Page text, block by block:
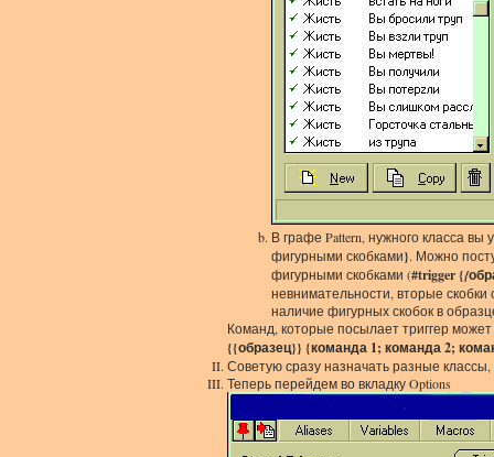
В графе Pattern, нужного класса вы
фигурными скобками}. Можно
фигурными скобками (#trigger {{
невнимательности, вторые
наличие фигурных скобок в
Команд, которые посылает триггер
{{образец}} {команда 1; команда 2;
Советую сразу назначать разные
Теперь перейдем во вкладку Options